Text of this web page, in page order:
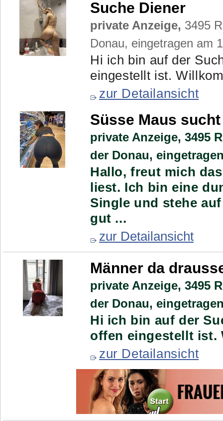
Suche Diener
private Anzeige, 3495
Donau, eingetragen am
Hi ich bin auf der
eingestellt ist.
zur Detailansicht
Süsse Maus
private Anzeige, 3495
der Donau,
Hallo, freut mich
liest. Ich bin eine
Single und stehe
gut ...
zur Detailansicht
Männer da
private Anzeige, 3495
der Donau,
Hi ich bin auf der
offen eingestellt ist.
zur Detailansicht